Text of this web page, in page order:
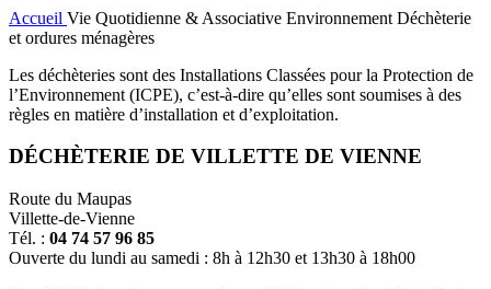
Accueil Vie Quotidienne & Associative Environnement Déchèterie
et ordures ménagères
Les déchèteries sont des Installations Classées pour la Protection de
l’Environnement (ICPE), c’est-à-dire qu’elles sont soumises à des
règles en matière d’installation et d’exploitation.
DÉCHÈTERIE DE VILLETTE DE VIENNE
Route du Maupas
Villette-de-Vienne
Tél. : 04 74 57 96 85
Ouverte du lundi au samedi : 8h à 12h30 et 13h30 à 18h00